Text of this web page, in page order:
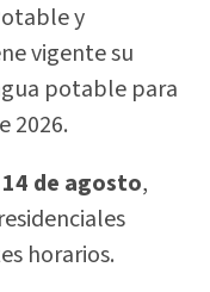
y
vigente su
potable para
2026.
de agosto,
horarios.